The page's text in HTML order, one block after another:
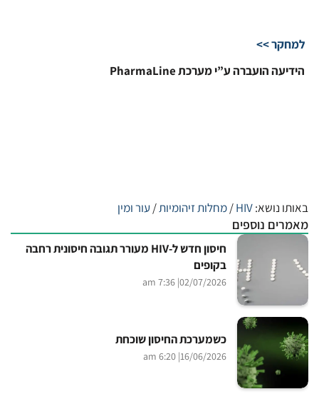
למחקר >>
הידיעה הועברה ע”י מערכת PharmaLine
באותו נושא:HIV
/מחלות זיהומיות/עור ומין
מאמרים נוספים
חיסון חדש ל-HIV מעורר תגובה חיסונית רחבה
בקופים
02/07/2026
| 7:36 am
כשמערכת החיסון שוכחת
16/06/2026
| 6:20 am